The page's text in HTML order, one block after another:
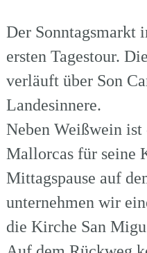
Der Sonntagsmarkt
ersten Tagestour.
verläuft über Son
Landesinnere.
Neben Weißwein
Mallorcas für seine
Mittagspause auf
unternehmen wir
die Kirche San